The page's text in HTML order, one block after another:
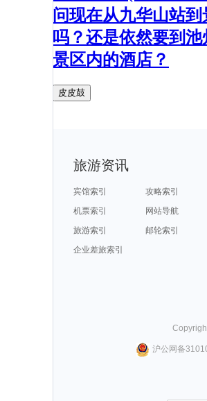
问现在从九华山站
吗？还是依然要到池
景区内的酒店？
皮皮鼓
旅游资讯
宾馆索引
攻略索引
机票索引
网站导航
旅游索引
邮轮索引
企业差旅索引
沪公网备